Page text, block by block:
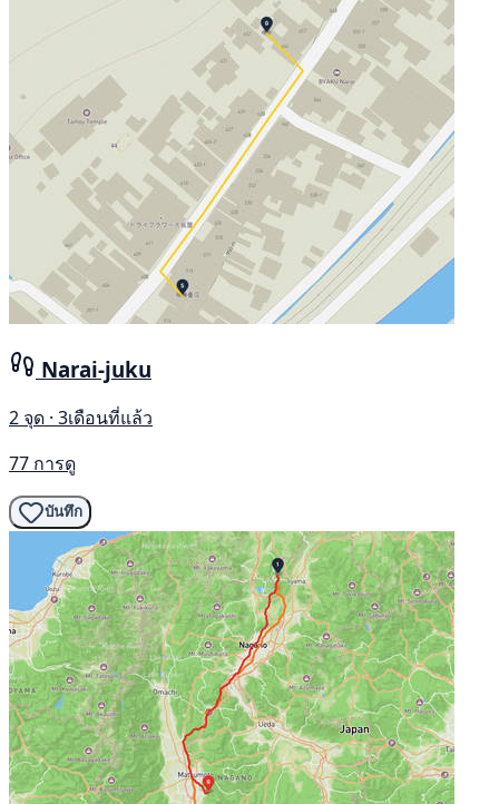
Narai-juku
2 จุด · 3เดือนที่แล้ว
77 การดู
บันทึก